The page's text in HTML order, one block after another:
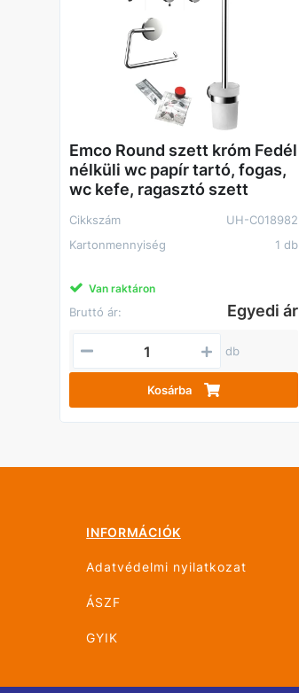
Emco Round szett króm Fedél
nélküli wc papír tartó, fogas,
wc kefe, ragasztó szett
Cikkszám
UH-C018982
Kartonmennyiség
1 db
Van raktáron
Bruttó ár: Egyedi ár
db
Kosárba
INFORMÁCIÓK
Adatvédelmi nyilatkozat
ÁSZF
GYIK